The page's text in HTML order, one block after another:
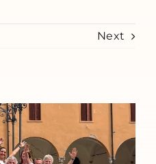
Next